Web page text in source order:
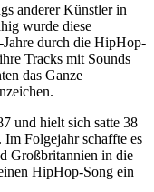
anderer Künstler in
wurde diese
Jahre durch die HipHop-
Tracks mit Sounds
das Ganze
und hielt sich satte 38
Folgejahr schaffte es
Großbritannien in die
HipHop-Song ein